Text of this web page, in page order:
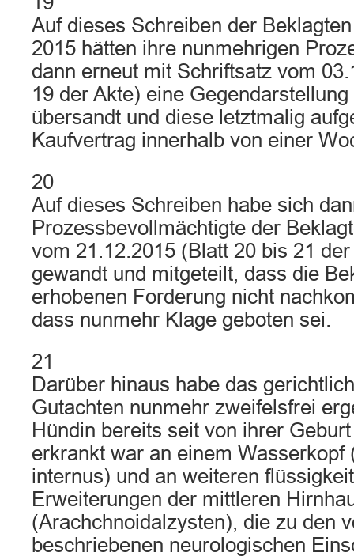
Auf dieses Schreiben der
2015 hätten ihre nunmehrigen
dann erneut mit Schriftsatz vom
19 der Akte) eine
übersandt und diese letztmalig
Kaufvertrag innerhalb von einer
20
Auf dieses Schreiben habe sich
Prozessbevollmächtigte der
vom 21.12.2015 (Blatt 20 bis 21
gewandt und mitgeteilt, dass die
erhobenen Forderung nicht
dass nunmehr Klage geboten sei.
21
Darüber hinaus habe das
Gutachten nunmehr zweifelsfrei
Hündin bereits seit von ihrer
erkrankt war an einem Wasserkopf
internus) und an weiteren
Erweiterungen der mittleren
(Arachchnoidalzysten), die zu den
beschriebenen neurologischen